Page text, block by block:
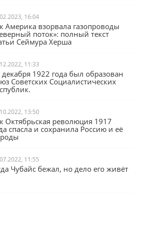
16:04
Америка взорвала газопроводы
поток»: полный текст
Сеймура Херша
11:33
декабря 1922 года был образован
Советских Социалистических
13:50
Октябрьская революция 1917
спасла и сохранила Россию и её
11:55
Чубайс бежал, но дело его живёт